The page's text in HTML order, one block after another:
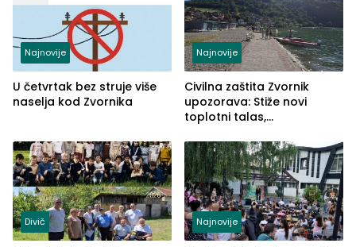
Najnovije
U četvrtak bez struje više
naselja kod Zvornika
Najnovije
Civilna zaštita Zvornik
upozorava: Stiže novi
toplotni talas,
Divič Najnovije